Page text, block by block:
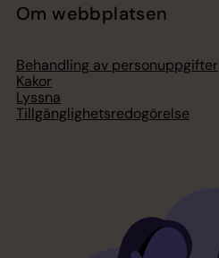
Om webbplatsen
Behandling av personuppgifter
Kakor
Lyssna
Tillgänglighetsredogörelse